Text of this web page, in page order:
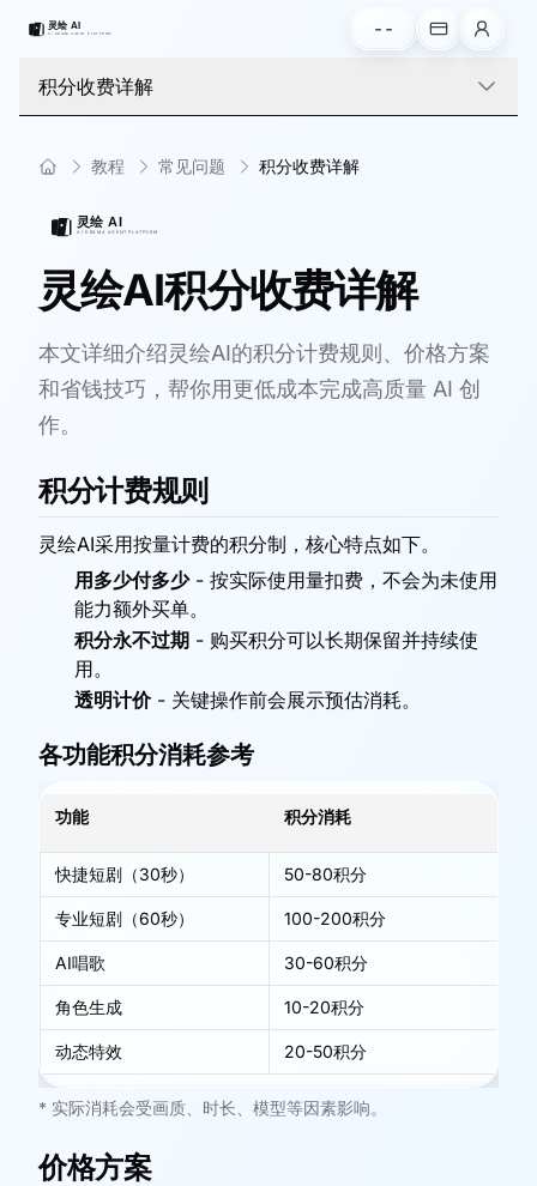
--
积分收费详解
教程 常见问题 积分收费详解
灵绘AI积分收费详解
本文详细介绍灵绘AI的积分计费规则、价格方案
和省钱技巧，帮你用更低成本完成高质量 AI 创
作。
积分计费规则
灵绘AI采用按量计费的积分制，核心特点如下。
用多少付多少- 按实际使用量扣费，不会为未使用
能力额外买单。
积分永不过期 - 购买积分可以长期保留并持续使
用。
透明计价- 关键操作前会展示预估消耗。
各功能积分消耗参考
功能 积分消耗
快捷短剧（30秒） 50-80积分
专业短剧（60秒） 100-200积分
AI唱歌 30-60积分
角色生成 10-20积分
动态特效 20-50积分
* 实际消耗会受画质、时长、模型等因素影响。
价格方案